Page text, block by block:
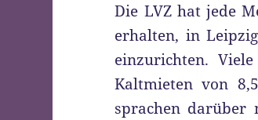
Die LVZ hat jede
erhalten, in
einzurichten.
Kaltmieten von
sprachen darüber